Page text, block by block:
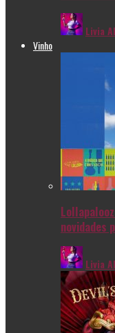
Livia
Vinho
novidades
Livia